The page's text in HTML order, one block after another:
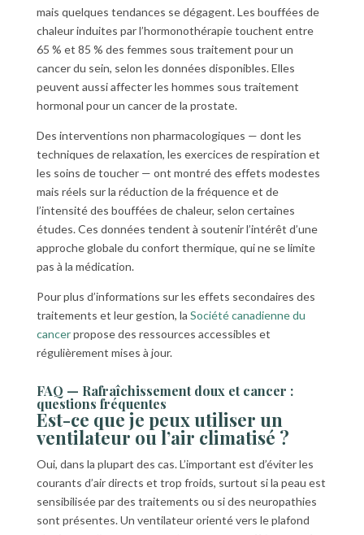
mais quelques tendances se dégagent. Les bouffées de
chaleur induites par l’hormonothérapie touchent entre
65 % et 85 % des femmes sous traitement pour un
cancer du sein, selon les données disponibles. Elles
peuvent aussi affecter les hommes sous traitement
hormonal pour un cancer de la prostate.
Des interventions non pharmacologiques — dont les
techniques de relaxation, les exercices de respiration et
les soins de toucher — ont montré des effets modestes
mais réels sur la réduction de la fréquence et de
l’intensité des bouffées de chaleur, selon certaines
études. Ces données tendent à soutenir l’intérêt d’une
approche globale du confort thermique, qui ne se limite
pas à la médication.
Pour plus d’informations sur les effets secondaires des
traitements et leur gestion, la Société canadienne du
cancerpropose des ressources accessibles et
régulièrement mises à jour.
FAQ — Rafraîchissement doux et cancer :
questions fréquentes
Est-ce que je peux utiliser un
ventilateur ou l’air climatisé ?
Oui, dans la plupart des cas. L’important est d’éviter les
courants d’air directs et trop froids, surtout si la peau est
sensibilisée par des traitements ou si des neuropathies
sont présentes. Un ventilateur orienté vers le plafond